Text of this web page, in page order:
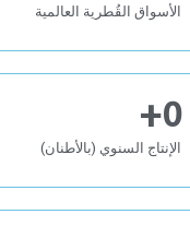
الأسواق القُطرية العالمية
الإنتاج السنوي (بالأطنان)
0
+